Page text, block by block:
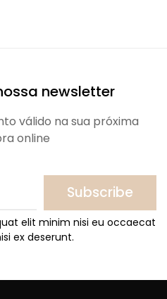
newsletter
válido na sua próxima
online
Subscribe
elit minim nisi eu occaecat
ex deserunt.